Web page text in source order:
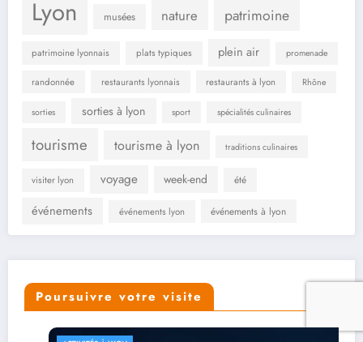
Lyon musées nature patrimoine
patrimoine lyonnais plats typiques plein air promenade
randonnée restaurants lyonnais restaurants à lyon Rhône
sorties sorties à lyon sport spécialités culinaires
tourisme tourisme à lyon traditions culinaires
visiter lyon voyage week-end été
événements événements lyon événements à lyon
Poursuivre votre visite